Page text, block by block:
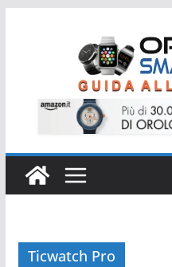
Ticwatch Pro